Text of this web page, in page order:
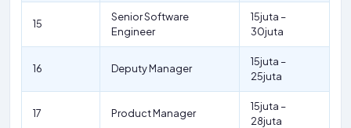
15
Senior Software
Engineer
15juta –
30juta
16 Deputy Manager
15juta –
25juta
17 Product Manager
15juta –
28juta